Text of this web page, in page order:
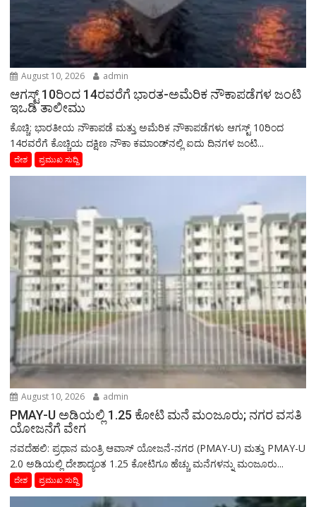
August 10, 2026 admin
ಆಗಸ್ಟ್ 10ರಿಂದ 14ರವರೆಗೆ ಭಾರತ-ಅಮೆರಿಕ ನೌಕಾಪಡೆಗಳ ಜಂಟಿ
ಇಒಡಿ ತಾಲೀಮು
ಕೊಚ್ಚಿ: ಭಾರತೀಯ ನೌಕಾಪಡೆ ಮತ್ತು ಅಮೆರಿಕ ನೌಕಾಪಡೆಗಳು ಆಗಸ್ಟ್ 10ರಿಂದ
14ರವರೆಗೆ ಕೊಚ್ಚಿಯ ದಕ್ಷಿಣ ನೌಕಾ ಕಮಾಂಡ್‌ನಲ್ಲಿ ಐದು ದಿನಗಳ ಜಂಟಿ...
ದೇಶ ಪ್ರಮುಖ ಸುದ್ದಿ
August 10, 2026 admin
PMAY-U ಅಡಿಯಲ್ಲಿ 1.25 ಕೋಟಿ ಮನೆ ಮಂಜೂರು; ನಗರ ವಸತಿ
ಯೋಜನೆಗೆ ವೇಗ
ನವದೆಹಲಿ: ಪ್ರಧಾನ ಮಂತ್ರಿ ಆವಾಸ್ ಯೋಜನೆ-ನಗರ (PMAY-U) ಮತ್ತು PMAY-U
2.0 ಅಡಿಯಲ್ಲಿ ದೇಶಾದ್ಯಂತ 1.25 ಕೋಟಿಗೂ ಹೆಚ್ಚು ಮನೆಗಳನ್ನು ಮಂಜೂರು...
ದೇಶ ಪ್ರಮುಖ ಸುದ್ದಿ